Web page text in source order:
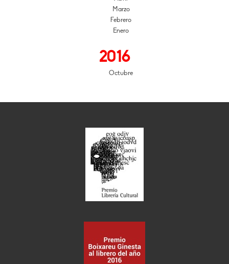
Marzo
Febrero
Enero
2016
Octubre